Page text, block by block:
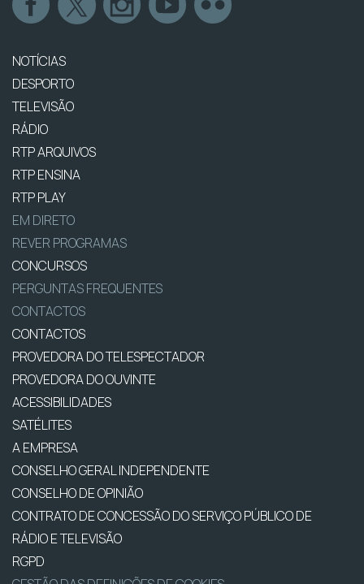
NOTÍCIAS
DESPORTO
TELEVISÃO
RÁDIO
RTP ARQUIVOS
RTP ENSINA
RTP PLAY
EM DIRETO
REVER PROGRAMAS
CONCURSOS
PERGUNTAS FREQUENTES
CONTACTOS
CONTACTOS
PROVEDORA DO TELESPECTADOR
PROVEDORA DO OUVINTE
ACESSIBILIDADES
SATÉLITES
A EMPRESA
CONSELHO GERAL INDEPENDENTE
CONSELHO DE OPINIÃO
CONTRATO DE CONCESSÃO DO SERVIÇO PÚBLICO DE
RÁDIO E TELEVISÃO
RGPD